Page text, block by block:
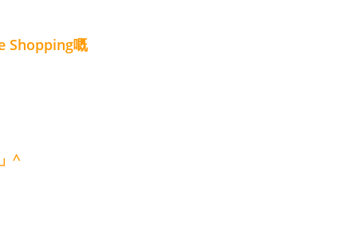
Shopping嘅
^